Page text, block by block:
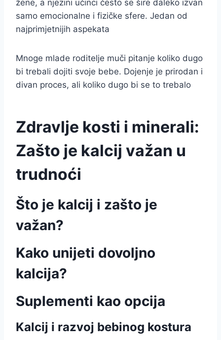
žene, a njezini učinci često se šire daleko izvan
samo emocionalne i fizičke sfere. Jedan od
najprimjetnijih aspekata
Mnoge mlade roditelje muči pitanje koliko dugo
bi trebali dojiti svoje bebe. Dojenje je prirodan i
divan proces, ali koliko dugo bi se to trebalo
Zdravlje kosti i minerali:
Zašto je kalcij važan u
trudnoći
Što je kalcij i zašto je
važan?
Kako unijeti dovoljno
kalcija?
Suplementi kao opcija
Kalcij i razvoj bebinog kostura